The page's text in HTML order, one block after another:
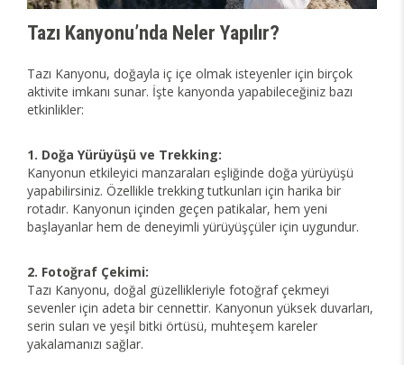
Tazı Kanyonu’nda Neler Yapılır?
Tazı Kanyonu, doğayla iç içe olmak isteyenler için birçok
aktivite imkanı sunar. İşte kanyonda yapabileceğiniz bazı
etkinlikler:
1. Doğa Yürüyüşü ve Trekking:
Kanyonun etkileyici manzaraları eşliğinde doğa yürüyüşü
yapabilirsiniz. Özellikle trekking tutkunları için harika bir
rotadır. Kanyonun içinden geçen patikalar, hem yeni
başlayanlar hem de deneyimli yürüyüşçüler için uygundur.
2. Fotoğraf Çekimi:
Tazı Kanyonu, doğal güzellikleriyle fotoğraf çekmeyi
sevenler için adeta bir cennettir. Kanyonun yüksek duvarları,
serin suları ve yeşil bitki örtüsü, muhteşem kareler
yakalamanızı sağlar.